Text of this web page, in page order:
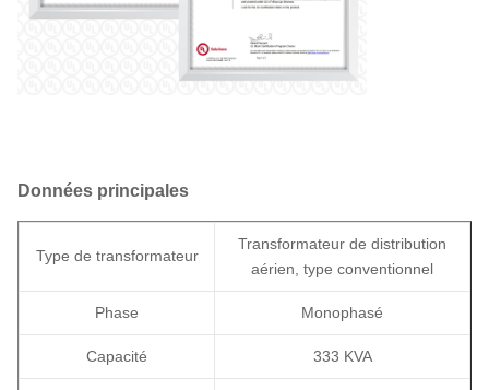
Données principales
Type de transformateur
Transformateur de distribution
aérien, type conventionnel
Phase Monophasé
Capacité 333 KVA